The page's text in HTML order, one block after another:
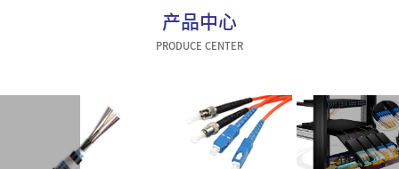
产品中心
PRODUCE CENTER